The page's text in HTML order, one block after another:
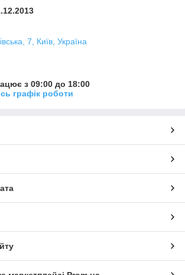
7, Київ, Україна
з 09:00 до 18:00
графік роботи